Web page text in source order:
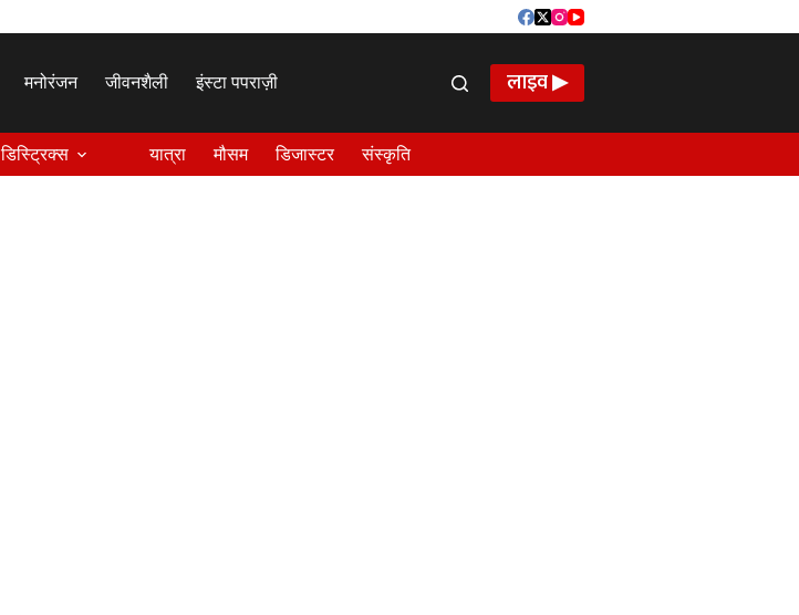
मनोरंजन जीवनशैली इंस्टा पपराज़ी लाइव ▶
डिस्ट्रिक्स यात्रा मौसम डिजास्टर संस्कृति